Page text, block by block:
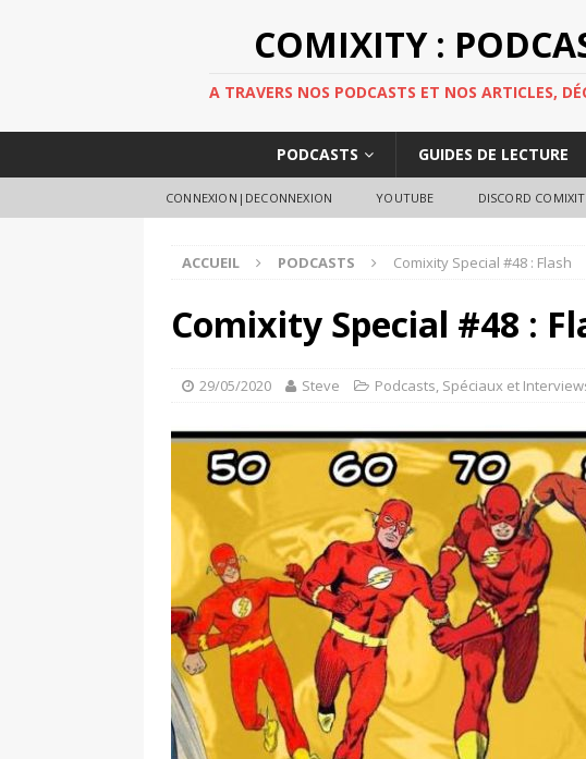
COMIXITY :
A TRAVERS NOS PODCASTS ET NOS ARTICLES,
PODCASTS GUIDES DE LECTURE
CONNEXION|DECONNEXION YOUTUBE DISCORD
ACCUEIL PODCASTS Comixity Special #48 : Flash
Comixity Special #48 :
29/05/2020 Steve Podcasts, Spéciaux et